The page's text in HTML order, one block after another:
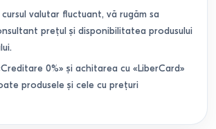
valutar fluctuant, vă rugăm sa
prețul și disponibilitatea produsului
0%» și achitarea cu «LiberCard»
produsele și cele cu prețuri